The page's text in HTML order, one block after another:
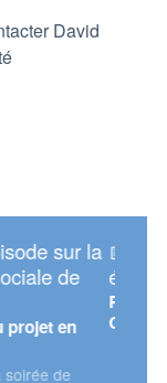
David
transition
du